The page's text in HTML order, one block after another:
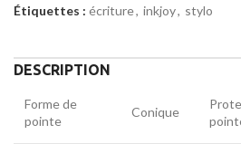
Étiquettes : écriture, inkjoy, stylo
DESCRIPTION
Forme de
pointe
Conique